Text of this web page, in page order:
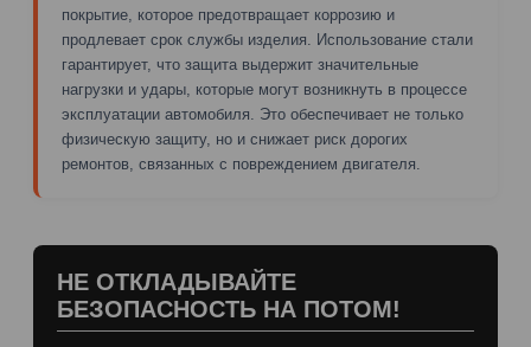
покрытие, которое предотвращает коррозию и
продлевает срок службы изделия. Использование стали
гарантирует, что защита выдержит значительные
нагрузки и удары, которые могут возникнуть в процессе
эксплуатации автомобиля. Это обеспечивает не только
физическую защиту, но и снижает риск дорогих
ремонтов, связанных с повреждением двигателя.
НЕ ОТКЛАДЫВАЙТЕ
БЕЗОПАСНОСТЬ НА ПОТОМ!